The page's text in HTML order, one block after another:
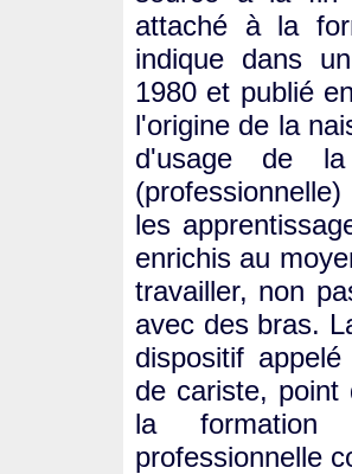
attaché à la
indique dans
1980 et publié
l'origine de la
d'usage de
les
enrichis au
travailler, non
avec des bras.
dispositif
de cariste, point
la formation
professionnelle